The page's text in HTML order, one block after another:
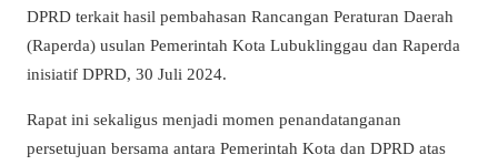
DPRD terkait hasil pembahasan Rancangan Peraturan Daerah
(Raperda) usulan Pemerintah Kota Lubuklinggau dan Raperda
inisiatif DPRD, 30 Juli 2024.
Rapat ini sekaligus menjadi momen penandatanganan
persetujuan bersama antara Pemerintah Kota dan DPRD atas